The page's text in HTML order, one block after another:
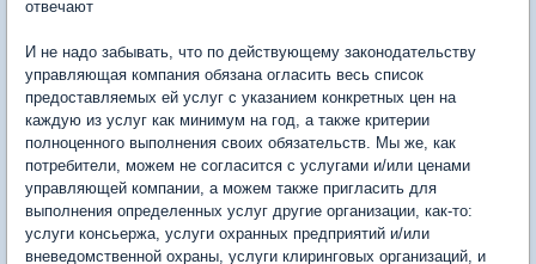
отвечают
И не надо забывать, что по действующему законодательству
управляющая компания обязана огласить весь список
предоставляемых ей услуг с указанием конкретных цен на
каждую из услуг как минимум на год, а также критерии
полноценного выполнения своих обязательств. Мы же, как
потребители, можем не согласится с услугами и/или ценами
управляющей компании, а можем также пригласить для
выполнения определенных услуг другие организации, как-то:
услуги консьержа, услуги охранных предприятий и/или
вневедомственной охраны, услуги клиринговых организаций, и